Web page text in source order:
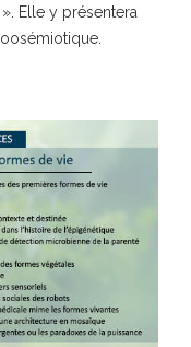
Elle y présentera